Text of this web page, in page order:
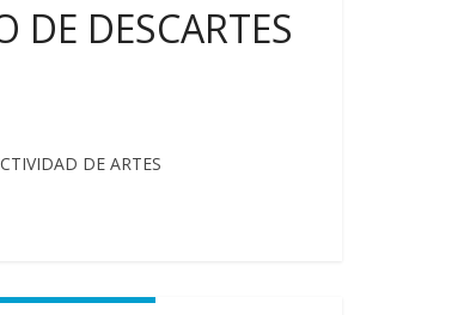
DE DESCARTES
DE ARTES